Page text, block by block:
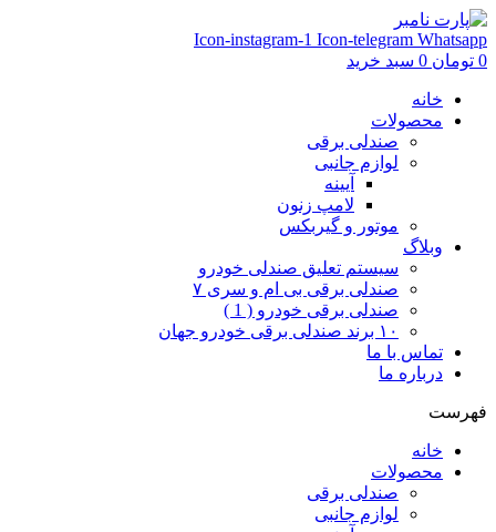
Icon-instagram-1 Icon-telegram Whatsapp
0 تومان 0 سبد خرید
خانه
محصولات
صندلی برقی
لوازم جانبی
آیینه
لامپ زنون
موتور و گیربکس
وبلاگ
سیستم تعلیق صندلی خودرو
صندلی برقی بی ام و سری ۷
صندلی برقی خودرو ( 1 )
۱۰ برند صندلی برقی خودرو جهان
تماس با ما
درباره ما
فهرست
خانه
محصولات
صندلی برقی
لوازم جانبی